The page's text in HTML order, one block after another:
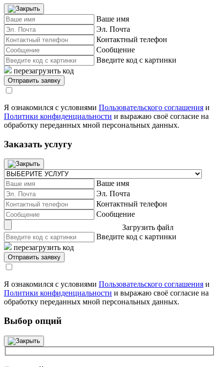
Ваше имя
Эл. Почта
Контактный телефон
Сообщение
Введите код с картинки
перезагрузить код
Я ознакомился с условиями Пользовательского соглашения и
Политики конфиденциальности и выражаю своё согласие на
обработку переданных мной персональных данных.
Заказать услугу
Ваше имя
Эл. Почта
Контактный телефон
Сообщение
Загрузить файл
Введите код с картинки
перезагрузить код
Я ознакомился с условиями Пользовательского соглашения и
Политики конфиденциальности и выражаю своё согласие на
обработку переданных мной персональных данных.
Выбор опций